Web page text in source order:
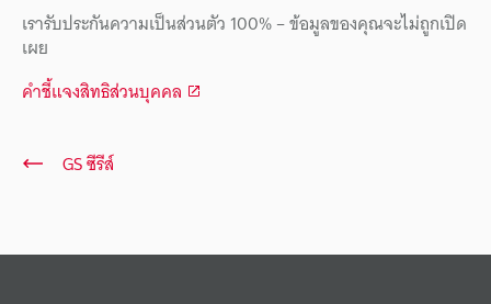
เรารับประกันความเป็นส่วนตัว 100% – ข้อมูลของคุณจะไม่ถูกเปิด
เผย
คำชี้แจงสิทธิส่วนบุคคล
GS ซีรีส์